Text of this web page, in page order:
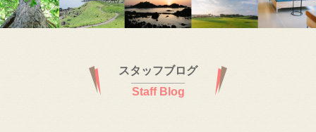
スタッフブログ
Staff Blog